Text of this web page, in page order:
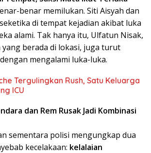
benar memilukan. Siti Aisyah dan
di tempat kejadian akibat luka
alami. Tak hanya itu, Ulfatun Nisak,
berada di lokasi, juga turut
mengalami luka-luka.
Tergulingkan Rush, Satu Keluarga
ICU
dan Rem Rusak Jadi Kombinasi
sementara polisi mengungkap dua
kecelakaan: kelalaian